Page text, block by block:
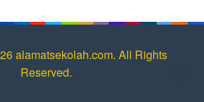
alamatsekolah.com. All Rights
Reserved.